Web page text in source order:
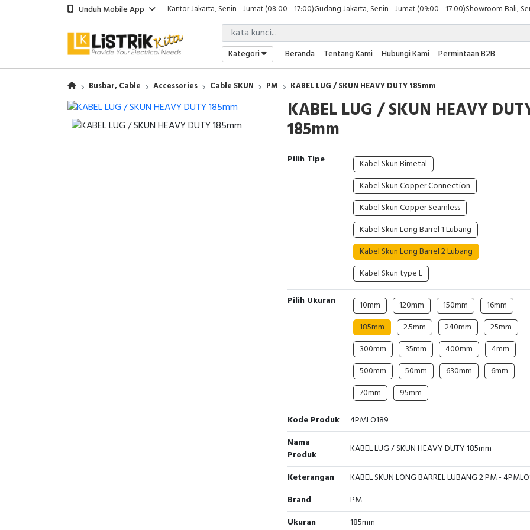
Unduh Mobile App Kantor Jakarta, Senin - Jumat (08:00 - 17:00)Gudang Jakarta, Senin - Jumat (09:00 - 17:00)Showroom Bali,
Kategori Beranda Tentang Kami Hubungi Kami Permintaan B2B
Busbar, Cable Accessories Cable SKUN PM KABEL LUG / SKUN HEAVY DUTY 185mm
KABEL LUG / SKUN HEAVY
185mm
Pilih Tipe
Kabel Skun Bimetal
Kabel Skun Copper Connection
Kabel Skun Copper Seamless
Kabel Skun Long Barrel 1 Lubang
Kabel Skun Long Barrel 2 Lubang
Kabel Skun type L
Pilih Ukuran
10mm 120mm 150mm
16mm
185mm
2.5mm 240mm
25mm
300mm
35mm 400mm
4mm
500mm
50mm 630mm
6mm
70mm
95mm
Kode Produk
4PMLO189
Nama
Produk
KABEL LUG / SKUN HEAVY DUTY 185mm
Keterangan
KABEL SKUN LONG BARREL LUBANG 2 PM -
Brand
PM
Ukuran
185mm